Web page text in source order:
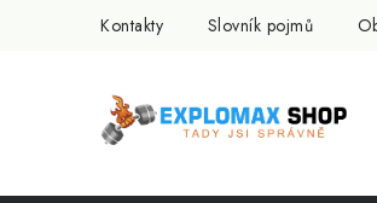
Kontakty Slovník pojmů